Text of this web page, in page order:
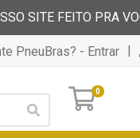
SITE FEITO PRA
PneuBras? - Entrar |
0